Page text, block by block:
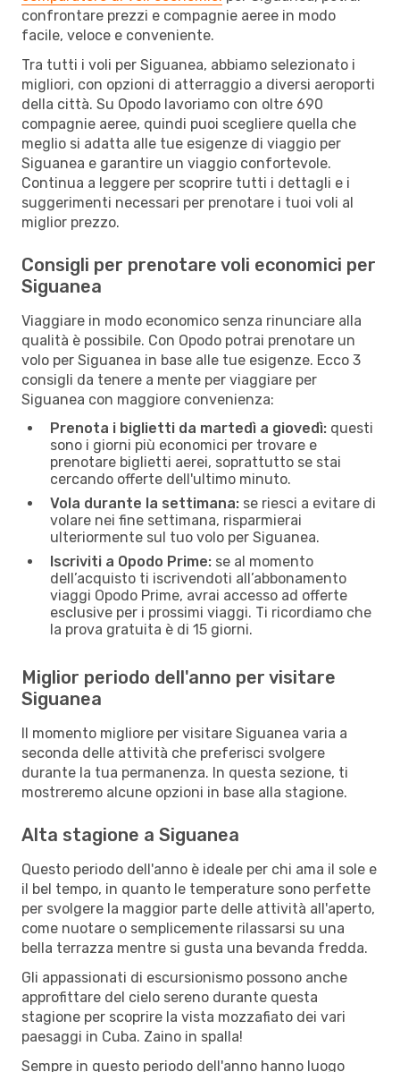
confrontare prezzi e compagnie aeree in modo
facile, veloce e conveniente.
Tra tutti i voli per Siguanea, abbiamo selezionato i
migliori, con opzioni di atterraggio a diversi aeroporti
della città. Su Opodo lavoriamo con oltre 690
compagnie aeree, quindi puoi scegliere quella che
meglio si adatta alle tue esigenze di viaggio per
Siguanea e garantire un viaggio confortevole.
Continua a leggere per scoprire tutti i dettagli e i
suggerimenti necessari per prenotare i tuoi voli al
miglior prezzo.
Consigli per prenotare voli economici per
Siguanea
Viaggiare in modo economico senza rinunciare alla
qualità è possibile. Con Opodo potrai prenotare un
volo per Siguanea in base alle tue esigenze. Ecco 3
consigli da tenere a mente per viaggiare per
Siguanea con maggiore convenienza:
Prenota i biglietti da martedì a giovedì: questi
sono i giorni più economici per trovare e
prenotare biglietti aerei, soprattutto se stai
cercando offerte dell'ultimo minuto.
Vola durante la settimana: se riesci a evitare di
volare nei fine settimana, risparmierai
ulteriormente sul tuo volo per Siguanea.
Iscriviti a Opodo Prime: se al momento
dell’acquisto ti iscrivendoti all’abbonamento
viaggi Opodo Prime, avrai accesso ad offerte
esclusive per i prossimi viaggi. Ti ricordiamo che
la prova gratuita è di 15 giorni.
Miglior periodo dell'anno per visitare
Siguanea
Il momento migliore per visitare Siguanea varia a
seconda delle attività che preferisci svolgere
durante la tua permanenza. In questa sezione, ti
mostreremo alcune opzioni in base alla stagione.
Alta stagione a Siguanea
Questo periodo dell'anno è ideale per chi ama il sole e
il bel tempo, in quanto le temperature sono perfette
per svolgere la maggior parte delle attività all'aperto,
come nuotare o semplicemente rilassarsi su una
bella terrazza mentre si gusta una bevanda fredda.
Gli appassionati di escursionismo possono anche
approfittare del cielo sereno durante questa
stagione per scoprire la vista mozzafiato dei vari
paesaggi in Cuba. Zaino in spalla!
Sempre in questo periodo dell'anno hanno luogo